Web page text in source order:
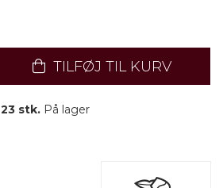
TILFØJ TIL KURV
23 stk. På lager